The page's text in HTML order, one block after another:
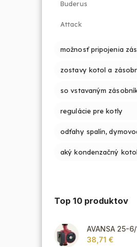
Buderus
Attack
možnosť pripojenia
zostavy kotol a
so vstavaným
regulácie pre kotly
odťahy spalín,
aký kondenzačný
Top 10 produktov
38,71 €